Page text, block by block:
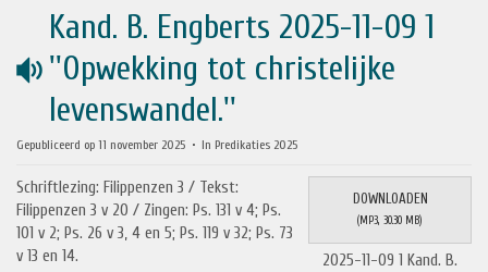
audio
Kand. B. Engberts 2025-11-09 1
''Opwekking tot christelijke
levenswandel.''
Gepubliceerd op 11 november 2025 In Predikaties 2025
DOWNLOADEN
(MP3, 30.30 MB)
2025-11-09 1 Kand. B.
Schriftlezing: Filippenzen 3 / Tekst:
Filippenzen 3 v 20 / Zingen: Ps. 131 v 4; Ps.
101 v 2; Ps. 26 v 3, 4 en 5; Ps. 119 v 32; Ps. 73
v 13 en 14.